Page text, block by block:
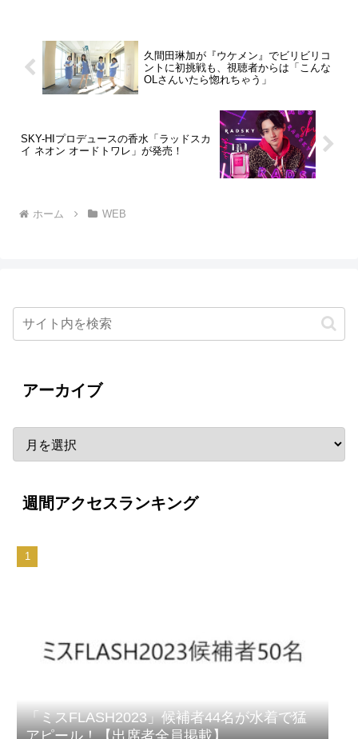
久間田琳加が『ウケメン』でビリビリコ
ントに初挑戦も、視聴者からは「こんな
OLさんいたら惚れちゃう」
SKY-HIプロデュースの香水「ラッドスカ
イ ネオン オードトワレ」が発売！
ホーム WEB
アーカイブ
週間アクセスランキング
「ミスFLASH2023」候補者44名が水着で猛